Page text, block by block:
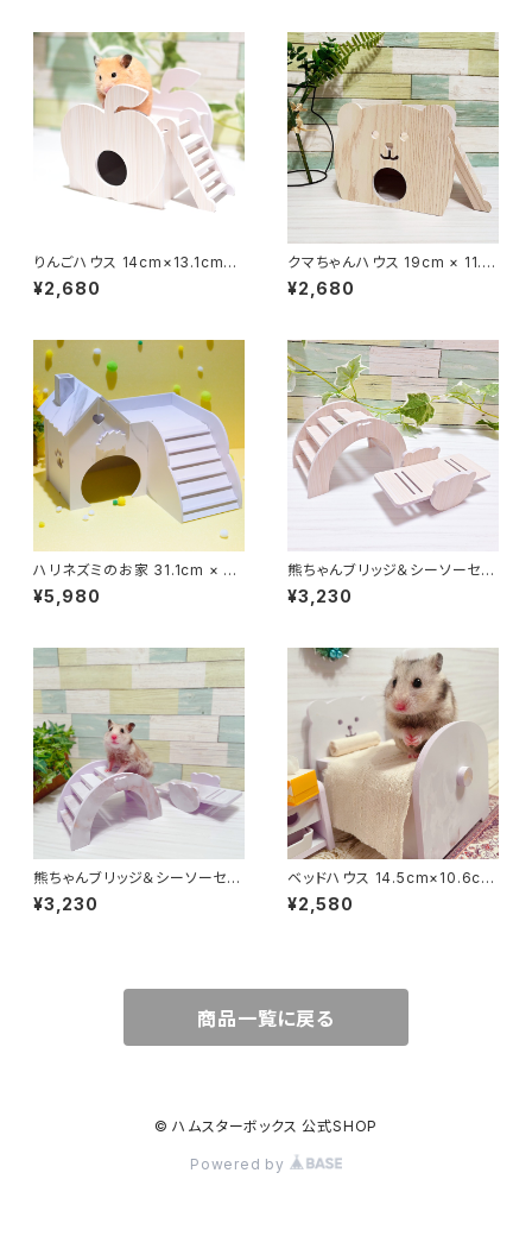
りんごハウス 14cm×13.1cm×1
3.7cm
¥2,680
クマちゃんハウス 19cm × 11.5
cm × 12.5cm
¥2,680
ハリネズミのお家 31.1cm × 28
cm × 24cm
¥5,980
熊ちゃんブリッジ＆シーソーセッ
ト 15cm × 8.5cm × 8.8cm /
14.5cm × 7cm × 5cm
¥3,230
熊ちゃんブリッジ＆シーソーセッ
ト 15cm × 8.5cm × 8.8cm /
14.5cm × 7cm × 5cm
¥3,230
ベッドハウス 14.5cm×10.6cm
×13cm
¥2,580
商品一覧に戻る
© ハムスターボックス 公式SHOP
Powered by